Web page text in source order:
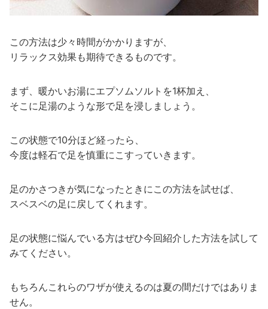
この方法は少々時間がかかりますが、
リラックス効果も期待できるものです。
まず、暖かいお湯にエプソムソルトを1杯加え、
そこに足湯のような形で足を浸しましょう。
この状態で10分ほど経ったら、
今度は軽石で足を慎重にこすっていきます。
足のかさつきが気になったときにこの方法を試せば、
スベスベの足に戻してくれます。
足の状態に悩んでいる方はぜひ今回紹介した方法を試して
みてください。
もちろんこれらのワザが使えるのは夏の間だけではありま
せん。